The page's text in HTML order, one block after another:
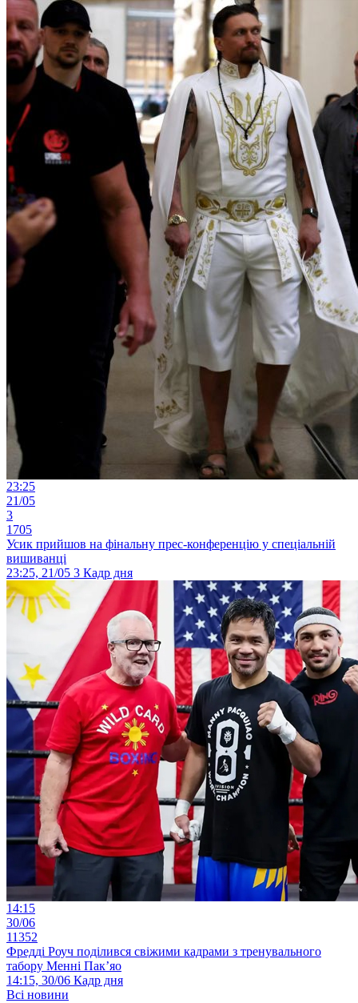
23:25
21/05
3
1705
Усик прийшов на фінальну прес-конференцію у спеціальній
вишиванці
23:25, 21/05 3 Кадр дня
14:15
30/06
11352
Фредді Роуч поділився свіжими кадрами з тренувального
табору Менні Пак’яо
14:15, 30/06 Кадр дня
Всі новини